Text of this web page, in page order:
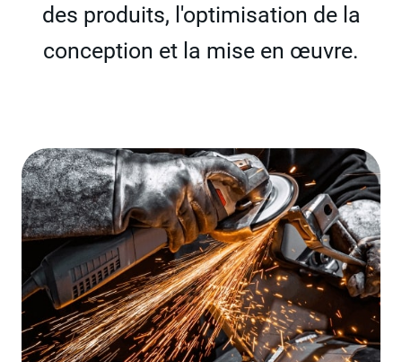
des produits, l'optimisation de la
conception et la mise en œuvre.